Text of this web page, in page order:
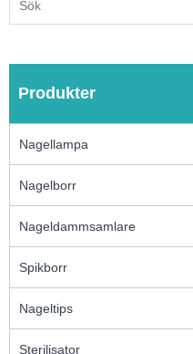
Produkter
Nagellampa
Nagelborr
Nageldammsamlare
Spikborr
Nageltips
Sterilisator